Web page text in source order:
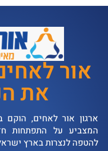
אור
את
המצביע על התפתחות
להטפה לנצרות בארץ